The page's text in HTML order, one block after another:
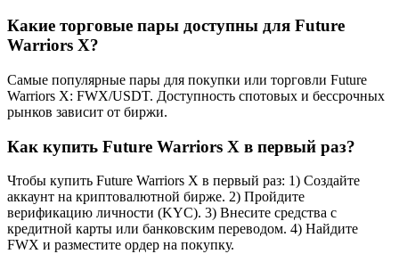
Какие торговые пары доступны для Future
Warriors X?
Самые популярные пары для покупки или торговли Future
Warriors X: FWX/USDT. Доступность спотовых и бессрочных
рынков зависит от биржи.
Как купить Future Warriors X в первый раз?
Чтобы купить Future Warriors X в первый раз: 1) Создайте
аккаунт на криптовалютной бирже. 2) Пройдите
верификацию личности (KYC). 3) Внесите средства с
кредитной карты или банковским переводом. 4) Найдите
FWX и разместите ордер на покупку.